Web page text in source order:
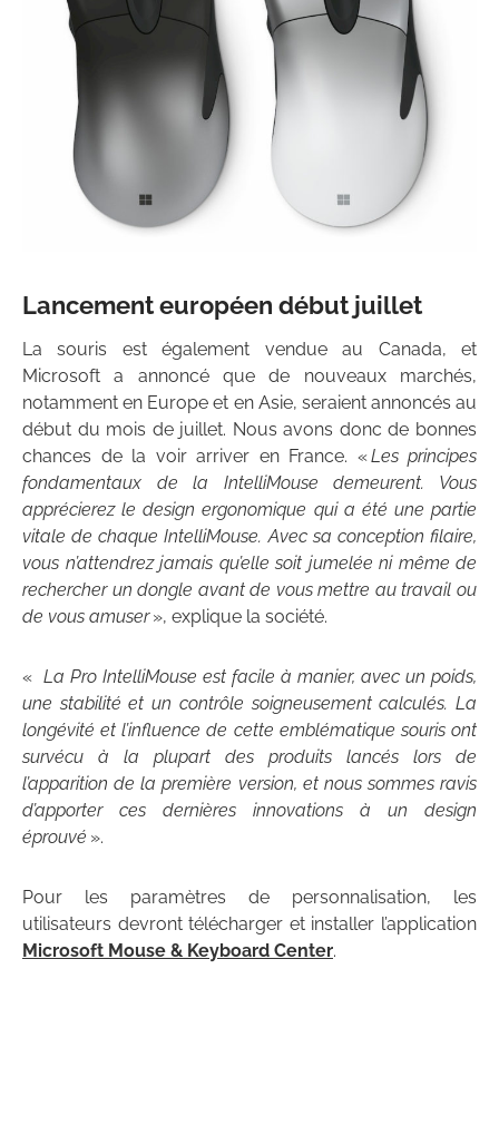
Lancement européen début juillet
La souris est également vendue au Canada, et
Microsoft a annoncé que de nouveaux marchés,
notamment en Europe et en Asie, seraient annoncés au
début du mois de juillet. Nous avons donc de bonnes
chances de la voir arriver en France. «Les principes
fondamentaux de la IntelliMouse demeurent. Vous
apprécierez le design ergonomique qui a été une partie
vitale de chaque IntelliMouse. Avec sa conception filaire,
vous n’attendrez jamais qu’elle soit jumelée ni même de
rechercher un dongle avant de vous mettre au travail ou
de vous amuser», explique la société.
« La Pro IntelliMouse est facile à manier, avec un poids,
une stabilité et un contrôle soigneusement calculés. La
longévité et l’influence de cette emblématique souris ont
survécu à la plupart des produits lancés lors de
l’apparition de la première version, et nous sommes ravis
d’apporter ces dernières innovations à un design
éprouvé ».
Pour les paramètres de personnalisation, les
utilisateurs devront télécharger et installer l’application
Microsoft Mouse & Keyboard Center.